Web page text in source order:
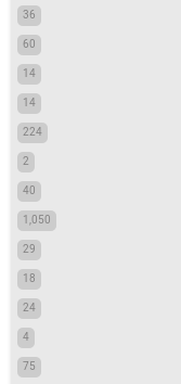
36
60
14
14
224
2
40
1,050
29
18
24
4
75